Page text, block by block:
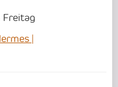
Freitag
|